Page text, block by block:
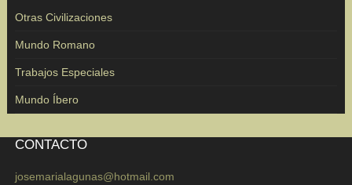
Otras Civilizaciones
Mundo Romano
Trabajos Especiales
Mundo Íbero
CONTACTO
josemarialagunas@hotmail.com